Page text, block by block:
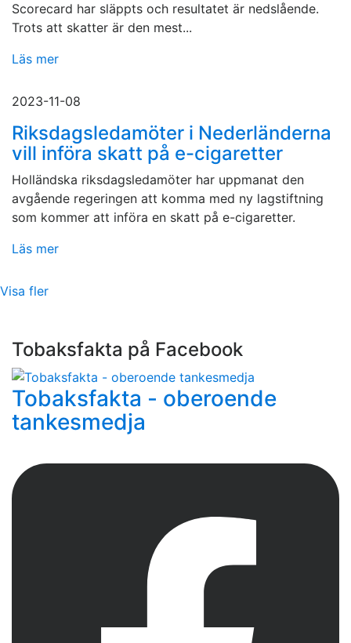
Scorecard har släppts och resultatet är nedslående.
Trots att skatter är den mest...
Läs mer
2023-11-08
Riksdagsledamöter i Nederländerna
vill införa skatt på e-cigaretter
Holländska riksdagsledamöter har uppmanat den
avgående regeringen att komma med ny lagstiftning
som kommer att införa en skatt på e-cigaretter.
Läs mer
Visa fler
Tobaksfakta på Facebook
Tobaksfakta - oberoende
tankesmedja